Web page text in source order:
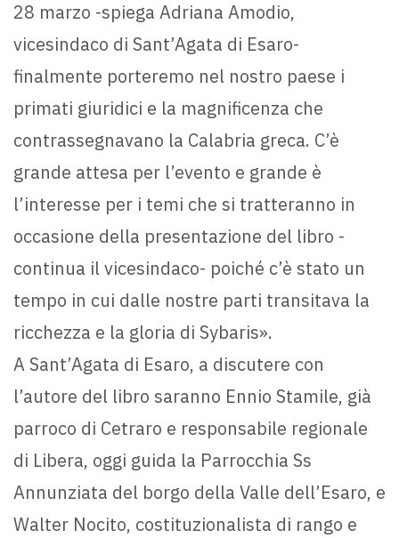
28 marzo -spiega Adriana Amodio,
vicesindaco di Sant’Agata di Esaro-
finalmente porteremo nel nostro paese i
primati giuridici e la magnificenza che
contrassegnavano la Calabria greca. C’è
grande attesa per l’evento e grande è
l’interesse per i temi che si tratteranno in
occasione della presentazione del libro -
continua il vicesindaco- poiché c’è stato un
tempo in cui dalle nostre parti transitava la
ricchezza e la gloria di Sybaris».
A Sant’Agata di Esaro, a discutere con
l’autore del libro saranno Ennio Stamile, già
parroco di Cetraro e responsabile regionale
di Libera, oggi guida la Parrocchia Ss
Annunziata del borgo della Valle dell’Esaro, e
Walter Nocito, costituzionalista di rango e